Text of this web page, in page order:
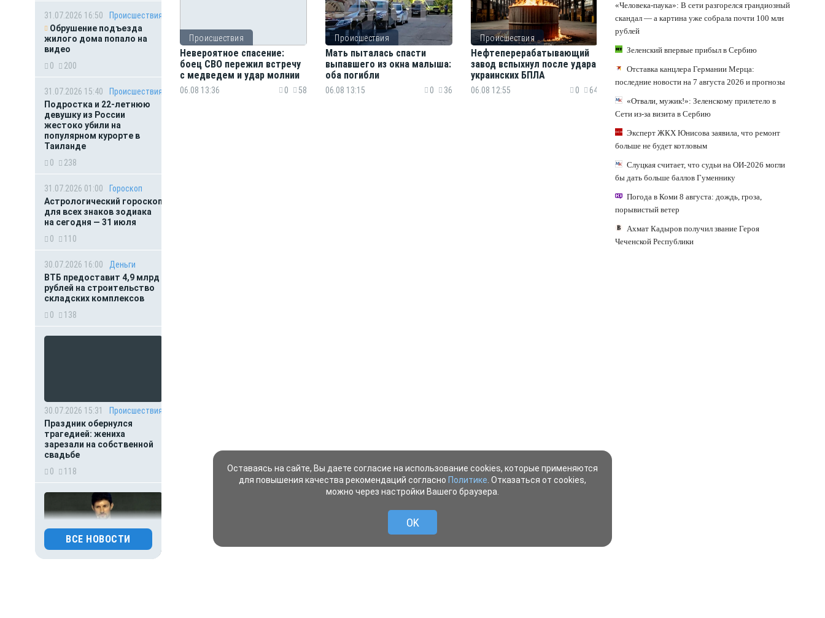
31.07.2026 16:50
Происшествия
Обрушение подъезда
жилого дома попало на
видео
0
200
31.07.2026 15:40
Происшествия
Подростка и 22-летнюю
девушку из России
жестоко убили на
популярном курорте в
Таиланде
0
238
31.07.2026 01:00
Гороскоп
Астрологический гороскоп
для всех знаков зодиака
на сегодня — 31 июля
0
110
30.07.2026 16:00
Деньги
ВТБ предоставит 4,9 млрд
рублей на строительство
складских комплексов
0
138
30.07.2026 15:31
Происшествия
Праздник обернулся
трагедией: жениха
зарезали на собственной
свадьбе
0
118
ВСЕ НОВОСТИ
Происшествия
Невероятное спасение:
боец СВО пережил встречу
с медведем и удар молнии
06.08 13:36 0 58
Происшествия
Мать пыталась спасти
выпавшего из окна малыша:
оба погибли
06.08 13:15 0 36
Происшествия
Нефтеперерабатывающий
завод вспыхнул после удара
украинских БПЛА
06.08 12:55 0 64
«Человека-паука»: В сети разгорелся грандиозный
скандал — а картина уже собрала почти 100 млн
рублей
Зеленский впервые прибыл в Сербию
Отставка канцлера Германии Мерца:
последние новости на 7 августа 2026 и прогнозы
«Отвали, мужик!»: Зеленскому прилетело в
Сети из-за визита в Сербию
Эксперт ЖКХ Юнисова заявила, что ремонт
больше не будет котловым
Слуцкая считает, что судьи на ОИ-2026 могли
бы дать больше баллов Гуменнику
Погода в Коми 8 августа: дождь, гроза,
порывистый ветер
Ахмат Кадыров получил звание Героя
Чеченской Республики
Оставаясь на сайте, Вы даете согласие на использование cookies, которые применяются
для повышения качества рекомендаций согласно Политике . Отказаться от cookies,
можно через настройки Вашего браузера.
OK